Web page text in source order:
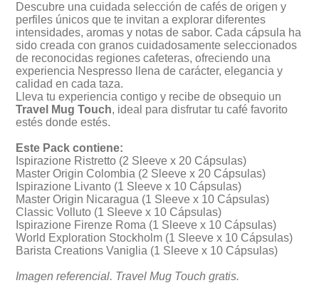
Descubre una cuidada selección de cafés de origen y
perfiles únicos que te invitan a explorar diferentes
intensidades, aromas y notas de sabor. Cada cápsula ha
sido creada con granos cuidadosamente seleccionados
de reconocidas regiones cafeteras, ofreciendo una
experiencia Nespresso llena de carácter, elegancia y
calidad en cada taza.
Lleva tu experiencia contigo y recibe de obsequio un
Travel Mug Touch, ideal para disfrutar tu café favorito
estés donde estés.
Este Pack contiene:
Ispirazione Ristretto (2 Sleeve x 20 Cápsulas)
Master Origin Colombia (2 Sleeve x 20 Cápsulas)
Ispirazione Livanto (1 Sleeve x 10 Cápsulas)
Master Origin Nicaragua (1 Sleeve x 10 Cápsulas)
Classic Volluto (1 Sleeve x 10 Cápsulas)
Ispirazione Firenze Roma (1 Sleeve x 10 Cápsulas)
World Exploration Stockholm (1 Sleeve x 10 Cápsulas)
Barista Creations Vaniglia (1 Sleeve x 10 Cápsulas)
Imagen referencial. Travel Mug Touch gratis.